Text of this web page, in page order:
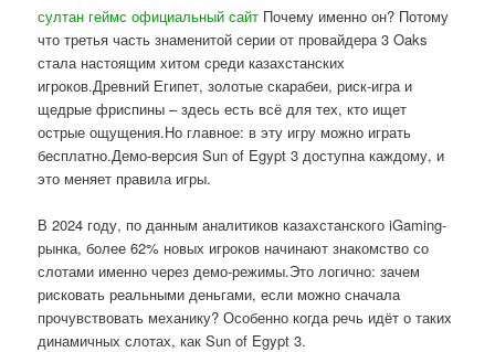
султан геймс официальный сайт Почему именно он? Потому
что третья часть знаменитой серии от провайдера 3 Oaks
стала настоящим хитом среди казахстанских
игроков.Древний Египет, золотые скарабеи, риск-игра и
щедрые фриспины – здесь есть всё для тех, кто ищет
острые ощущения.Но главное: в эту игру можно играть
бесплатно.Демо-версия Sun of Egypt 3 доступна каждому, и
это меняет правила игры.
В 2024 году, по данным аналитиков казахстанского iGaming-
рынка, более 62% новых игроков начинают знакомство со
слотами именно через демо-режимы.Это логично: зачем
рисковать реальными деньгами, если можно сначала
прочувствовать механику? Особенно когда речь идёт о таких
динамичных слотах, как Sun of Egypt 3.